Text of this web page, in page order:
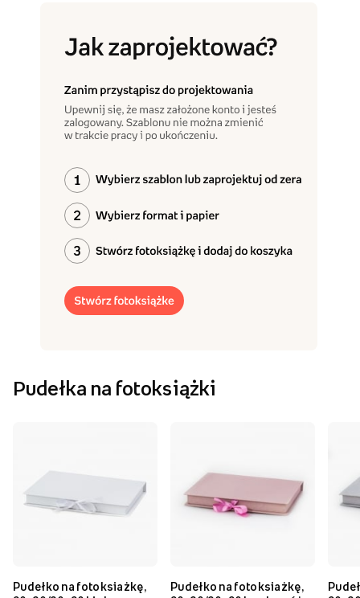
Pudełka na fotoksiążki
Pudełko na fotoksiażkę,
Pudełko na fotoksiażkę,